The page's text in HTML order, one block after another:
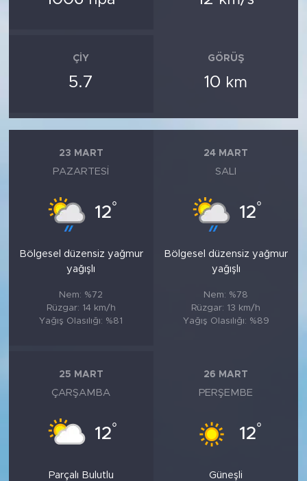
ÇIY
5.7
GÖRÜŞ
10 km
23 MART
PAZARTESI
12°
Bölgesel düzensiz yağmur
yağışlı
Nem: %72
Rüzgar: 14 km/h
Yağış Olasılığı: %81
24 MART
SALI
12°
Bölgesel düzensiz yağmur
yağışlı
Nem: %78
Rüzgar: 13 km/h
Yağış Olasılığı: %89
25 MART
ÇARŞAMBA
12°
Parçalı Bulutlu
26 MART
PERŞEMBE
12°
Güneşli